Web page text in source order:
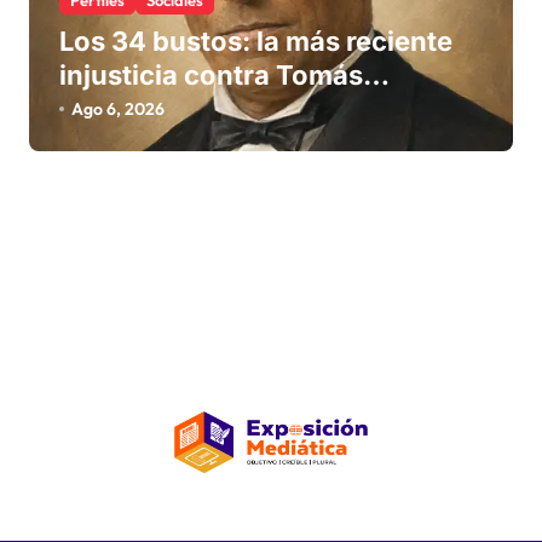
Los 34 bustos: la más reciente
injusticia contra Tomás
Bobadilla
Ago 6, 2026